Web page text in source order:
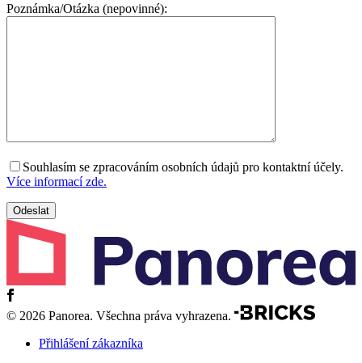
Poznámka/Otázka (nepovinné):
Souhlasím se zpracováním osobních údajů pro kontaktní účely.
Více informací zde.
© 2026 Panorea. Všechna práva vyhrazena.
Přihlášení zákazníka